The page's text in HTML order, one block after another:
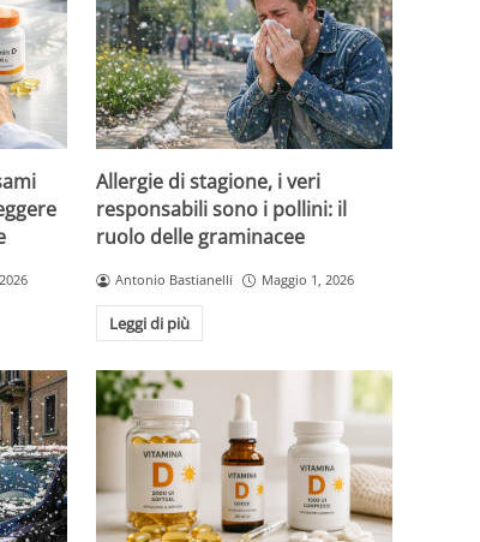
Allergie di stagione, i veri
responsabili sono i pollini: il
ruolo delle graminacee
Antonio Bastianelli Maggio 1, 2026
Leggi di più